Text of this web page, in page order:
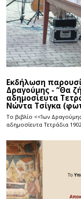
Εκδήλωση
Δραγούμης - “Θα
αδημοσίευτα
Νώντα Τσίγκα
Το βιβλίο <<Ίων
αδημοσίευτα Τετράδια